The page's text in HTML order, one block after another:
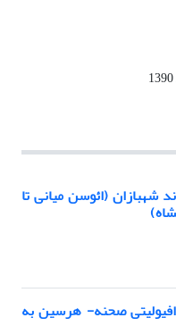
شهبازان (ائوسن میانی تا
صحنه- هرسین به